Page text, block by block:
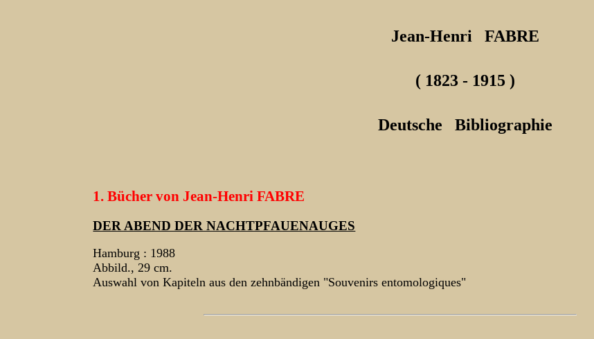
Jean-Henri FABRE
( 1823 - 1915 )
Deutsche Bibliographie
1. Bücher von Jean-Henri FABRE
DER ABEND DER NACHTPFAUENAUGES
Hamburg : 1988
Abbild., 29 cm.
Auswahl von Kapiteln aus den zehnbändigen "Souvenirs entomologiques"